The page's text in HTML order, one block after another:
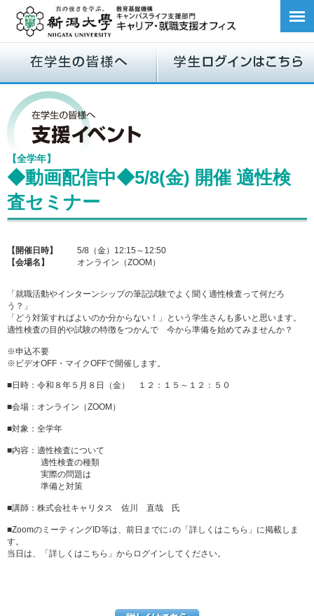
【全学年】
◆動画配信中◆5/8(金) 開催 適性検
査セミナー
【開催日時】
5/8（金）12:15～12:50
【会場名】
オンライン（ZOOM）
「就職活動やインターンシップの筆記試験でよく聞く適性検査って何だろ
う？」
「どう対策すればよいのか分からない！」という学生さんも多いと思います。
適性検査の目的や試験の特徴をつかんで 今から準備を始めてみませんか？
※申込不要
※ビデオOFF・マイクOFFで開催します。
■日時：令和８年５月８日（金） １２：１５～１２：５０
■会場：オンライン（ZOOM）
■対象：全学年
■内容：適性検査について
適性検査の種類
実際の問題は
準備と対策
■講師：株式会社キャリタス 佐川 直哉 氏
■ZoomのミーティングID等は、前日までに↓の「詳しくはこちら」に掲載しま
す。
当日は、「詳しくはこちら」からログインしてください。